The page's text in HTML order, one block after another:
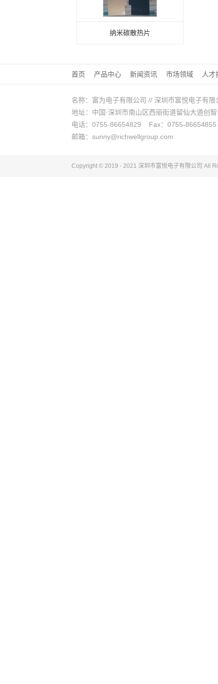
纳米碳散热片
首页 产品中心 新闻资讯 市场领域 人才
名称：富为电子有限公司 // 深圳市富悦电子有限
地址：中国·深圳市南山区西丽街道留仙大道创
电话：0755-86654829 Fax：0755-86654855
邮箱：sunny@richwellgroup.com
Copyright © 2019 - 2021 深圳市富悦电子有限公司 All